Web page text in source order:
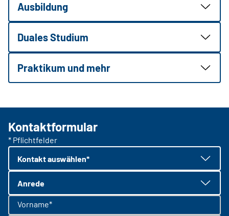
Ausbildung
Duales Studium
Praktikum und mehr
Kontaktformular
* Pflichtfelder
Kontakt auswählen*
Anrede
Vorname*